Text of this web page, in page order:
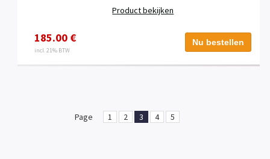
Product bekijken
185.00 €
incl. 21% BTW
Nu bestellen
Page 1 2 3 4 5